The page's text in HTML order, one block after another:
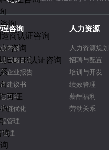
询
商认证咨询
咨询
EUTR认证咨询
可证
询
咨询
内训
战略咨询
企业报告
建议书
安全
链优化
管理
理
人力资源
人力资源规划
招聘与配置
培训与开发
绩效管理
薪酬福利
劳动关系